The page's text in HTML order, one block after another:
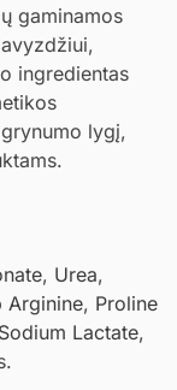
gaminamos
ingredientas
lygį,
, Urea,
Arginine, Proline
Sodium Lactate,